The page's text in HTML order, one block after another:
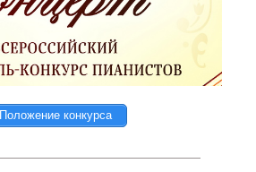
Положение конкурса